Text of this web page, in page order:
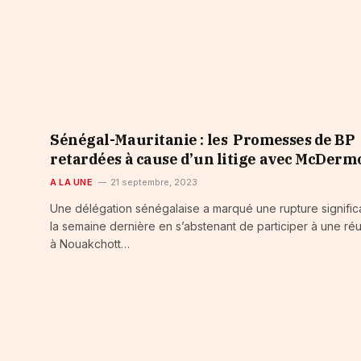
Sénégal-Mauritanie : les Promesses de BP
retardées à cause d’un litige avec
A LA UNE 21 septembre, 2023
Une délégation sénégalaise a marqué une rupture
la semaine dernière en s’abstenant de participer à une
à Nouakchott…